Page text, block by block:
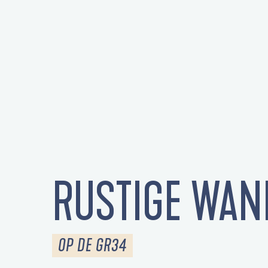
RUSTIGE
OP DE GR34